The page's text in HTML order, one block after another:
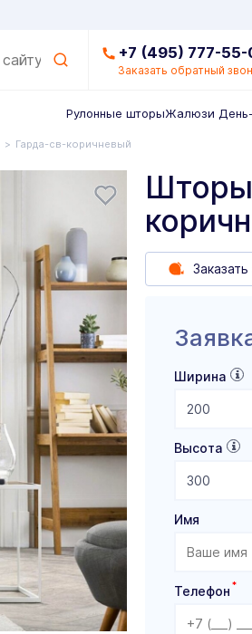
+7 (495) 777-55-
Заказать обратный
Рулонные шторыЖалюзи
Гарда-св-коричневый
Ширина
Высота
Имя
Телефон *